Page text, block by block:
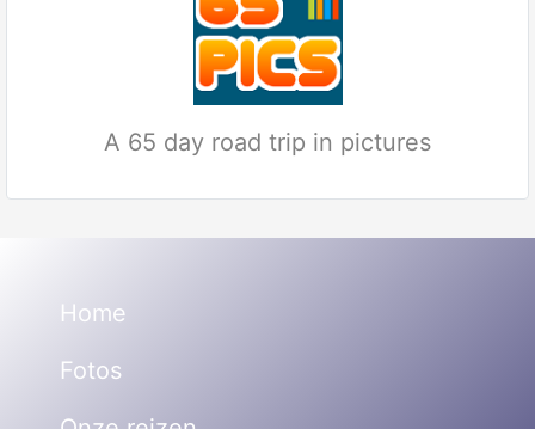
A 65 day road trip in pictures
Home
Fotos